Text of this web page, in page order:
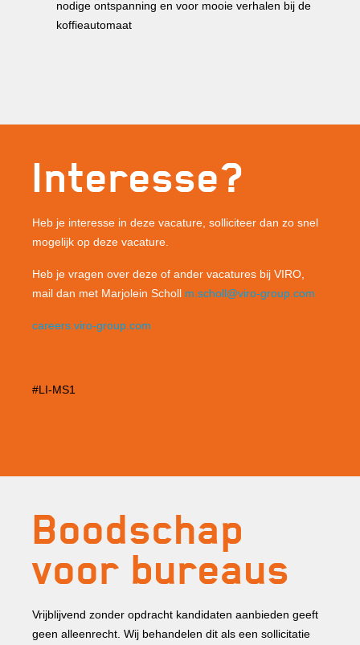
nodige ontspanning en voor mooie verhalen bij de
koffieautomaat
Interesse?
Heb je interesse in deze vacature, solliciteer dan zo snel
mogelijk op deze vacature.
Heb je vragen over deze of ander vacatures bij VIRO,
mail dan met Marjolein Scholl m.scholl@viro-group.com
careers.viro-group.com
#LI-MS1
Boodschap
voor bureaus
Vrijblijvend zonder opdracht kandidaten aanbieden geeft
geen alleenrecht. Wij behandelen dit als een sollicitatie